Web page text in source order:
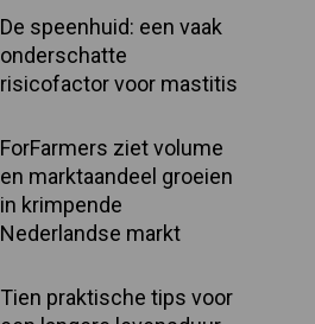
De speenhuid: een vaak
onderschatte
risicofactor voor mastitis
ForFarmers ziet volume
en marktaandeel groeien
in krimpende
Nederlandse markt
Tien praktische tips voor